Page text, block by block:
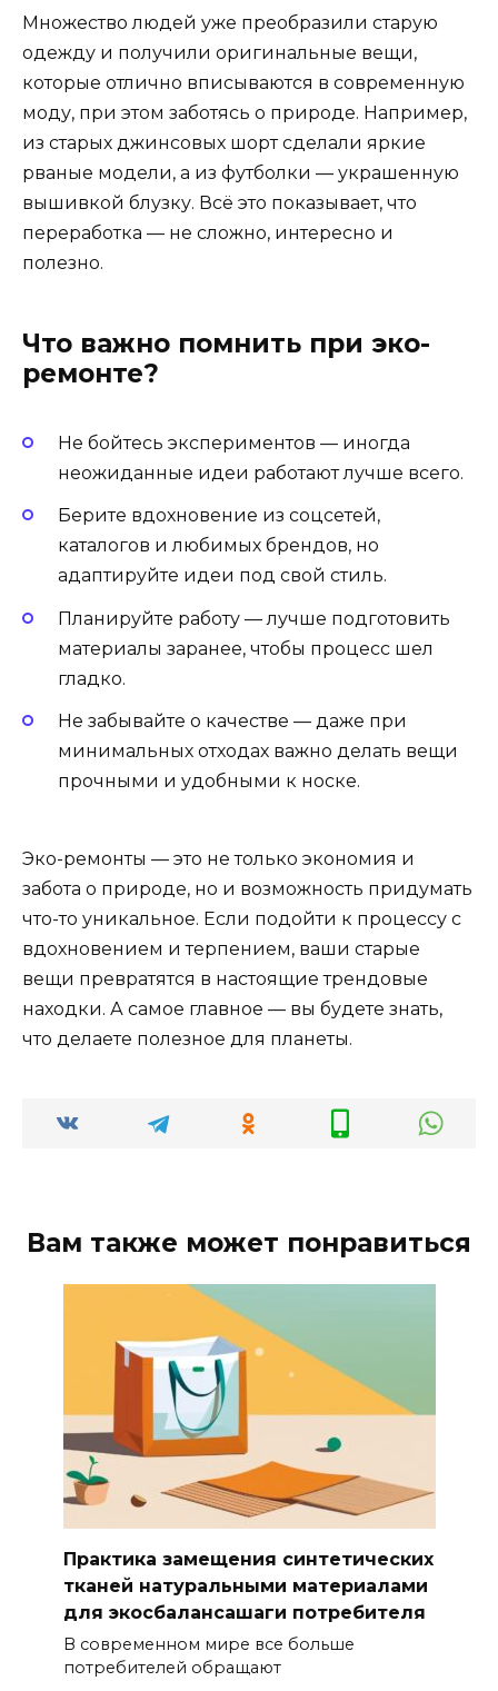
Множество людей уже преобразили старую
одежду и получили оригинальные вещи,
которые отлично вписываются в современную
моду, при этом заботясь о природе. Например,
из старых джинсовых шорт сделали яркие
рваные модели, а из футболки — украшенную
вышивкой блузку. Всё это показывает, что
переработка — не сложно, интересно и
полезно.
Что важно помнить при эко-
ремонте?
Не бойтесь экспериментов — иногда
неожиданные идеи работают лучше всего.
Берите вдохновение из соцсетей,
каталогов и любимых брендов, но
адаптируйте идеи под свой стиль.
Планируйте работу — лучше подготовить
материалы заранее, чтобы процесс шел
гладко.
Не забывайте о качестве — даже при
минимальных отходах важно делать вещи
прочными и удобными к носке.
Эко-ремонты — это не только экономия и
забота о природе, но и возможность придумать
что-то уникальное. Если подойти к процессу с
вдохновением и терпением, ваши старые
вещи превратятся в настоящие трендовые
находки. А самое главное — вы будете знать,
что делаете полезное для планеты.
Вам также может понравиться
Практика замещения синтетических
тканей натуральными материалами
для экосбалансашаги потребителя
В современном мире все больше
потребителей обращают